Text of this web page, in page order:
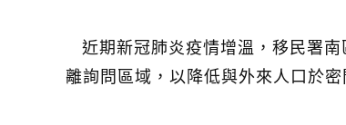
近期新冠肺炎疫情增溫，移民署南
離詢問區域，以降低與外來人口於